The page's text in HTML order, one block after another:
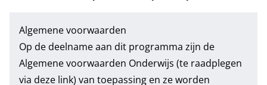
Algemene voorwaarden
Op de deelname aan dit programma zijn de
Algemene voorwaarden Onderwijs (te raadplegen
via deze link) van toepassing en ze worden